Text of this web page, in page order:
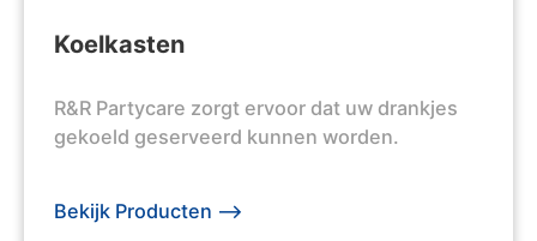
Koelkasten
R&R Partycare zorgt ervoor dat uw drankjes
gekoeld geserveerd kunnen worden.
Bekijk Producten -->